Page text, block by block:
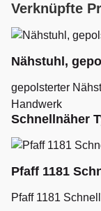
Verknüpfte
Nähstuhl,
gepolsterter
Handwerk
Schnellnäher
Pfaff 1181
Pfaff 1181